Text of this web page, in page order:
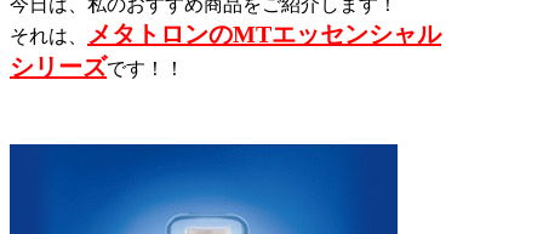
それは、
メタトロンのMTエッセンシャル
シリーズです！！